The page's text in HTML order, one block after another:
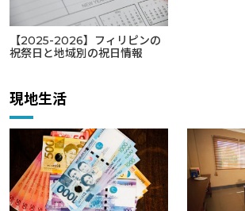
【2025-2026】フィリピンの
祝祭日と地域別の祝日情報
現地生活